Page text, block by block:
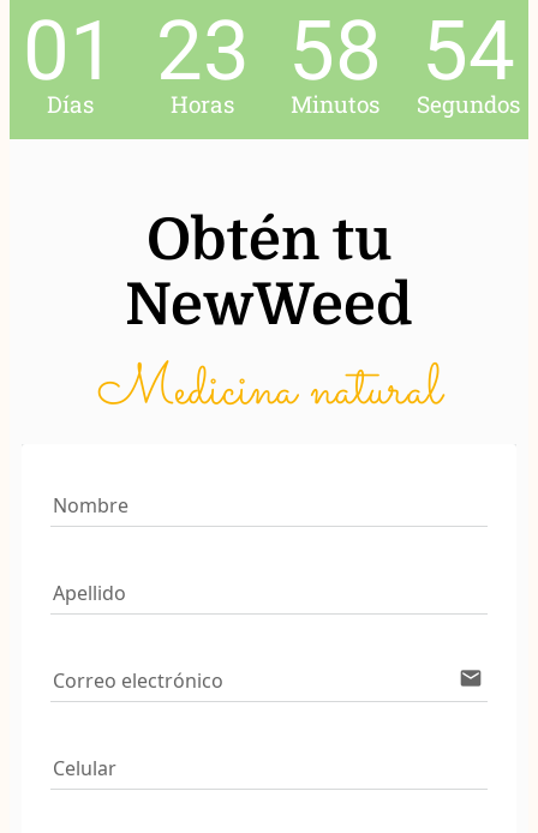
01
Días
23
Horas
58
Minutos
53
Segundos
Obtén tu
NewWeed
Medicina natural
Nombre
Apellido
Correo electrónico email
Celular